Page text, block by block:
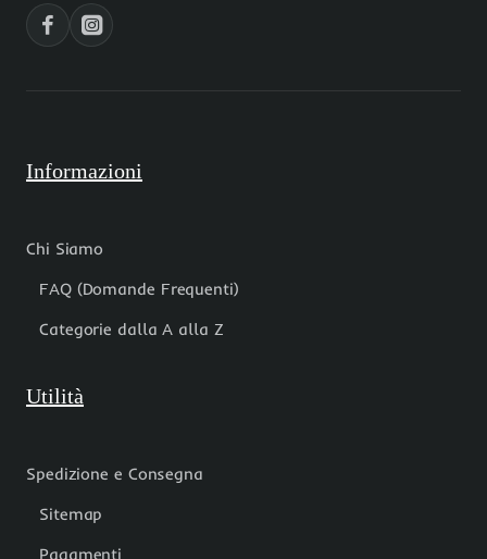
10
pezzi
Informazioni
Chi Siamo
FAQ (Domande Frequenti)
Categorie dalla A alla Z
Utilità
Spedizione e Consegna
Sitemap
Pagamenti